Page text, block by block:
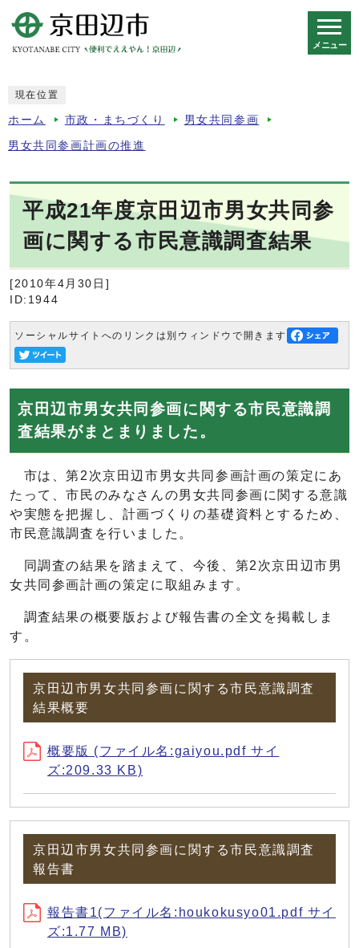
メニュー
現在位置
ホーム 市政・まちづくり 男女共同参画
男女共同参画計画の推進
平成21年度京田辺市男女共同参
画に関する市民意識調査結果
[2010年4月30日]
ID:1944
ソーシャルサイトへのリンクは別ウィンドウで開きます
京田辺市男女共同参画に関する市民意識調
査結果がまとまりました。
市は、第2次京田辺市男女共同参画計画の策定にあ
たって、市民のみなさんの男女共同参画に関する意識
や実態を把握し、計画づくりの基礎資料とするため、
市民意識調査を行いました。
同調査の結果を踏まえて、今後、第2次京田辺市男
女共同参画計画の策定に取組みます。
調査結果の概要版および報告書の全文を掲載しま
す。
京田辺市男女共同参画に関する市民意識調査
結果概要
概要版 (ファイル名:gaiyou.pdf サイ
ズ:209.33 KB)
京田辺市男女共同参画に関する市民意識調査
報告書
報告書1(ファイル名:houkokusyo01.pdf サイ
ズ:1.77 MB)